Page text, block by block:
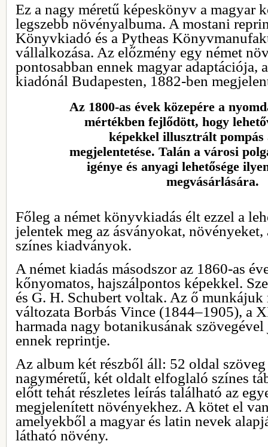
Ez a nagy méretű képeskönyv a magyar
legszebb növényalbuma. A mostani
Könyvkiadó és a Pytheas
vállalkozása. Az előzmény egy német
pontosabban ennek magyar adaptációja,
kiadónál Budapesten, 1882-ben
Az 1800-as évek közepére a
mértékben fejlődött, hogy
képekkel illusztrált pompás
megjelentetése. Talán a városi
igénye és anyagi lehetősége
megvásárlására.
Főleg a német könyvkiadás élt ezzel a
jelentek meg az ásványokat,
színes kiadványok.
A német kiadás másodszor az 1860-as
kőnyomatos, hajszálpontos képekkel.
és G. H. Schubert voltak. Az ő munkájuk
változata Borbás Vince (1844–1905), a
harmada nagy botanikusának
ennek reprintje.
Az album két részből áll: 52 oldal
nagyméretű, két oldalt elfoglaló színes
előtt tehát részletes leírás található az
megjelenített növényekhez. A kötet el
amelyekből a magyar és latin nevek
látható növény.